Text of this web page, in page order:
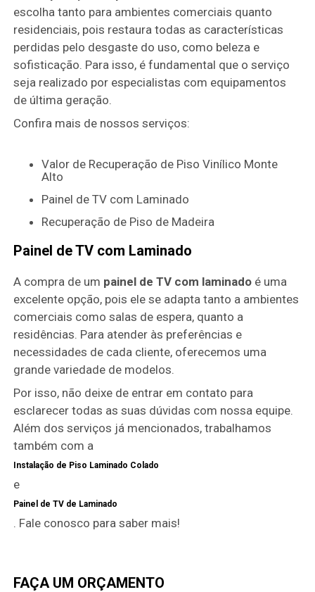
escolha tanto para ambientes comerciais quanto
residenciais, pois restaura todas as características
perdidas pelo desgaste do uso, como beleza e
sofisticação. Para isso, é fundamental que o serviço
seja realizado por especialistas com equipamentos
de última geração.
Confira mais de nossos serviços:
Valor de Recuperação de Piso Vinílico Monte
Alto
Painel de TV com Laminado
Recuperação de Piso de Madeira
Painel de TV com Laminado
A compra de um painel de TV com laminado é uma
excelente opção, pois ele se adapta tanto a ambientes
comerciais como salas de espera, quanto a
residências. Para atender às preferências e
necessidades de cada cliente, oferecemos uma
grande variedade de modelos.
Por isso, não deixe de entrar em contato para
esclarecer todas as suas dúvidas com nossa equipe.
Além dos serviços já mencionados, trabalhamos
também com a
Instalação de Piso Laminado Colado
e
Painel de TV de Laminado
. Fale conosco para saber mais!
FAÇA UM ORÇAMENTO